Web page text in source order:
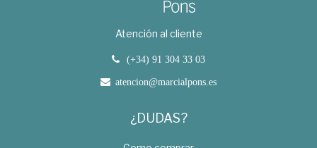
Atención al cliente
(+34) 91 304 33 03
atencion@marcialpons.es
¿DUDAS?